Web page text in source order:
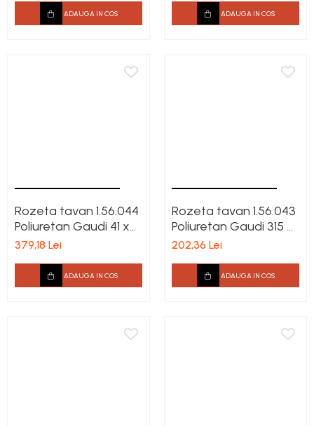
ADAUGA IN COS ADAUGA IN COS
Rozeta tavan 1.56.044
Poliuretan Gaudi 41 x
620 mm
379,18 Lei
ADAUGA IN COS
Rozeta tavan 1.56.043
Poliuretan Gaudi 315 x
585 x 35 mm
202,36 Lei
ADAUGA IN COS